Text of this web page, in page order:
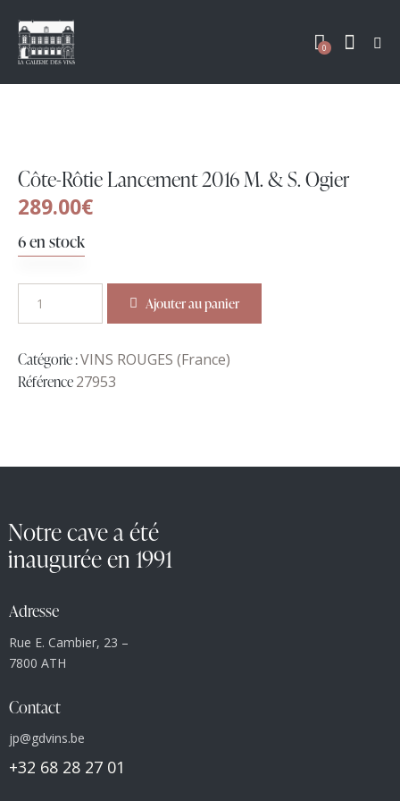
0
Côte-Rôtie Lancement 2016 M. & S. Ogier
289.00€
6 en stock
Ajouter au panier
Catégorie :VINS ROUGES (France)
Référence27953
Notre cave a été
inaugurée en 1991
Adresse
Rue E. Cambier, 23 –
7800 ATH
Contact
jp@gdvins.be
+32 68 28 27 01